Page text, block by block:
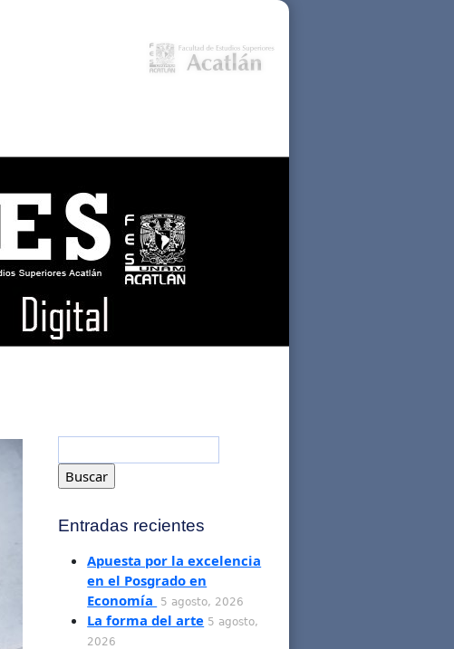
Entradas recientes
Apuesta por la excelencia
en el Posgrado en
Economía
5 agosto, 2026
La forma del arte 5 agosto,
2026